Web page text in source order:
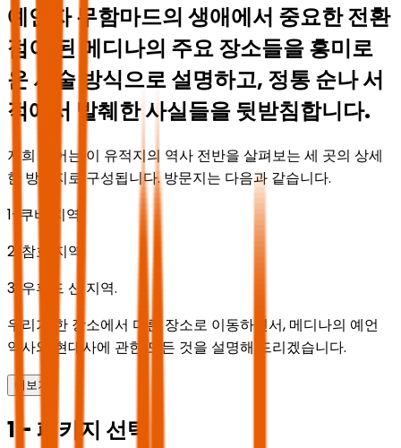
예언자 무함마드의 생애에서 중요한 전환
점이 된 메디나의 주요 장소들을 흥미로
운 서술 방식으로 설명하고, 정통 순나 서
적에서 발췌한 사실들을 뒷받침합니다.
저희 투어는 이 유적지의 역사 전반을 살펴보는 세 곳의 상세
한 방문지로 구성됩니다. 방문지는 다음과 같습니다.
1-쿠바 지역.
2. 참호 지역.
3. 우후드 산 지역.
우리가 한 장소에서 다른 장소로 이동하면서, 메디나의 예언
역사와 현대사에 관한 모든 것을 설명해 드리겠습니다.
더보기
1 - 패키지 선택